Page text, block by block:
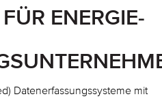
ENERGIE-
Datenerfassungssysteme mit